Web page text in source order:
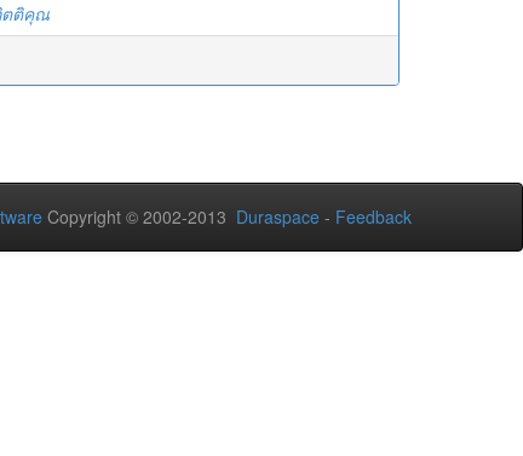
ตติคุณ
Copyright © 2002-2013 Duraspace - Feedback